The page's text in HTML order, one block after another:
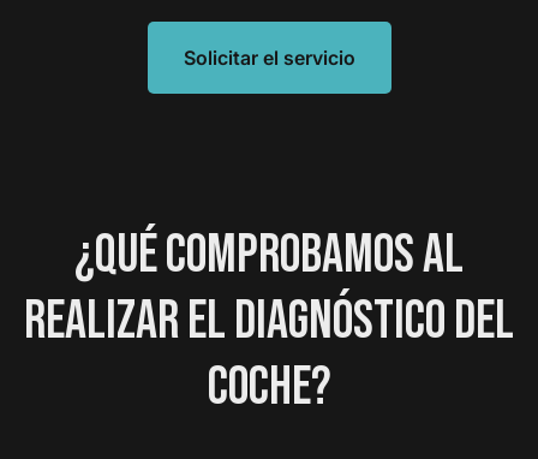
Solicitar el servicio
¿QUÉ COMPROBAMOS AL
REALIZAR EL DIAGNÓSTICO DEL
COCHE?